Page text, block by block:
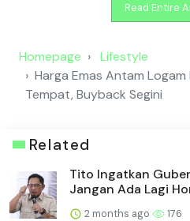
Read Entire
Homepage
Lifestyle
Harga Emas Antam Logam
Tempat, Buyback Segini
Related
Tito Ingatkan
Jangan Ada Lagi
2 months ago 176